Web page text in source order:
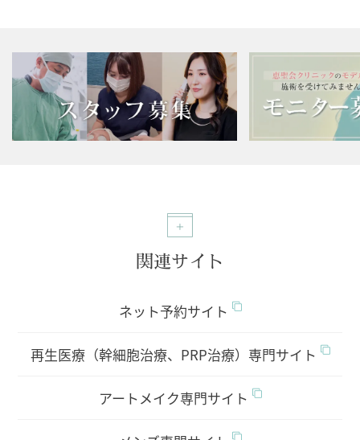
関連サイト
ネット予約サイト
再生医療（幹細胞治療、PRP治療）専門サイト
アートメイク専門サイト